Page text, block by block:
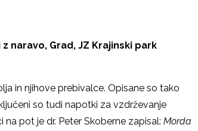
naravo, Grad, JZ Krajinski park
in njihove prebivalce. Opisane so tako
so tudi napotki za vzdrževanje
pot je dr. Peter Skoberne zapisal: Morda